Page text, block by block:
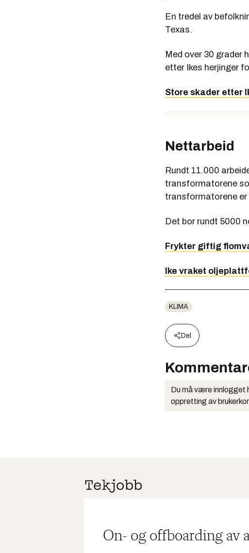
En tredel av
Texas.
Med over 30 grader
etter Ikes herjinger
Store skader etter
Nettarbeid
Rundt 11.000
transformatorene
transformatorene er
Det bor rundt 5000
Frykter giftig
Ike vraket
KLIMA
Del
Du må være innlogget
oppretting av
On- og offboarding av